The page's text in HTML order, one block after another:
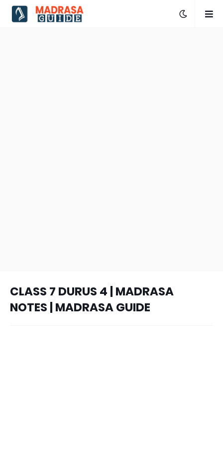
CLASS 7 DURUS 4 | MADRASA
NOTES | MADRASA GUIDE